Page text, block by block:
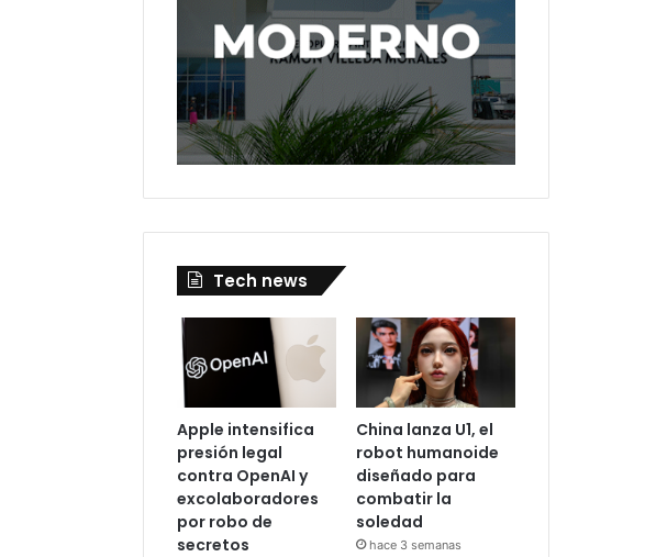
Tech news
Apple intensifica
presión legal
contra OpenAI y
excolaboradores
por robo de
secretos
China lanza U1, el
robot humanoide
diseñado para
combatir la
soledad
hace 3 semanas